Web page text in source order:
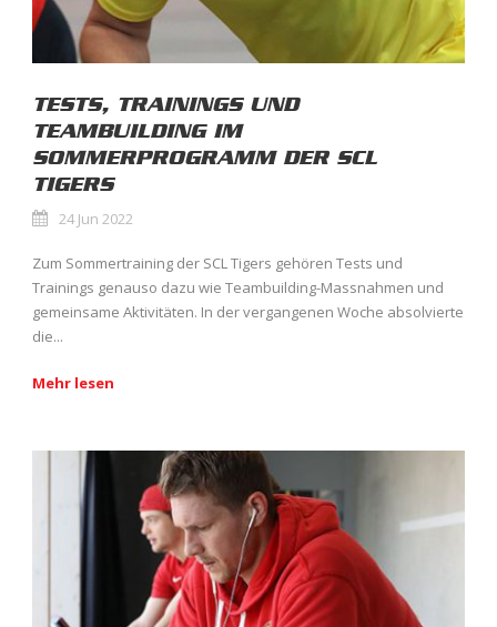
TESTS, TRAININGS UND
TEAMBUILDING IM
SOMMERPROGRAMM DER SCL
TIGERS
24 Jun 2022
Zum Sommertraining der SCL Tigers gehören Tests und
Trainings genauso dazu wie Teambuilding-Massnahmen und
gemeinsame Aktivitäten. In der vergangenen Woche absolvierte
die...
Mehr lesen